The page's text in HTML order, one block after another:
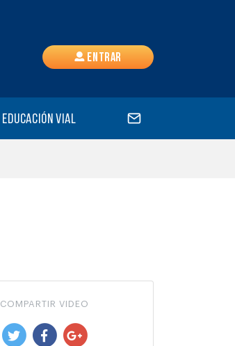
Entrar
Educación vial
COMPARTIR VIDEO